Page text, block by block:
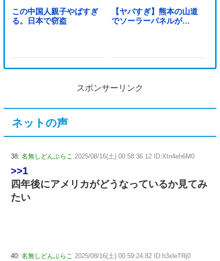
この中国人親子やばすぎ
る。日本で窃盗
【ヤバすぎ】熊本の山道
でソーラーパネルが…
スポンサーリンク
ネットの声
38: 名無しどんぶらこ 2025/08/16(土) 00:58:36.12 ID:Xtn4eh6M0
>>1
四年後にアメリカがどうなっているか見てみ
たい
40: 名無しどんぶらこ 2025/08/16(土) 00:59:24.82 ID:h3xleTRj0